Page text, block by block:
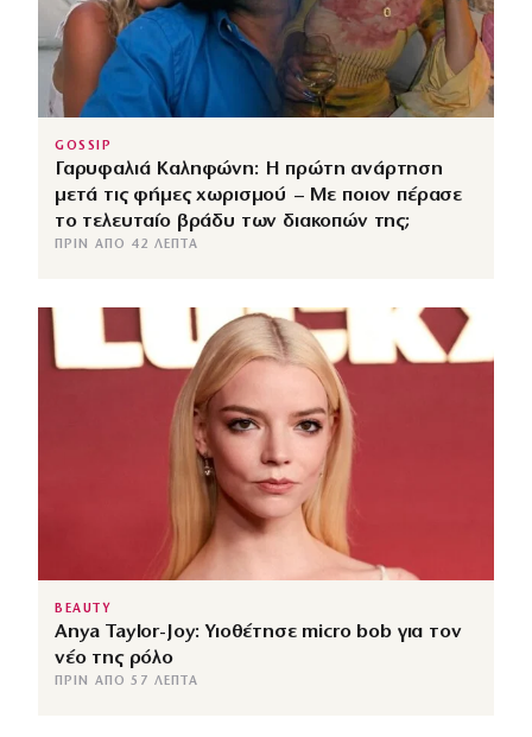
GOSSIP
Γαρυφαλιά Καληφώνη: Η πρώτη ανάρτηση
μετά τις φήμες χωρισμού – Με ποιον πέρασε
το τελευταίο βράδυ των διακοπών της;
ΠΡΙΝ ΑΠΌ 42 ΛΕΠΤΆ
BEAUTY
Anya Taylor-Joy: Υιοθέτησε micro bob για τον
νέο της ρόλο
ΠΡΙΝ ΑΠΌ 57 ΛΕΠΤΆ